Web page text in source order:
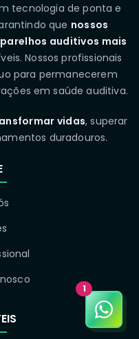
1
tecnologia de ponta e
que nossos
auditivos mais
Nossos profissionais
para permanecerem
em saúde auditiva.
vidas, superar
duradouros.